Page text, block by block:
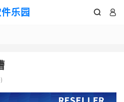
乐园  